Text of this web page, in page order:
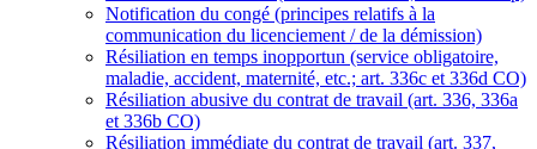
Notification du congé (principes relatifs à la
communication du licenciement / de la démission)
Résiliation en temps inopportun (service obligatoire,
maladie, accident, maternité, etc.; art. 336c et 336d CO)
Résiliation abusive du contrat de travail (art. 336, 336a
et 336b CO)
Résiliation immédiate du contrat de travail (art. 337,